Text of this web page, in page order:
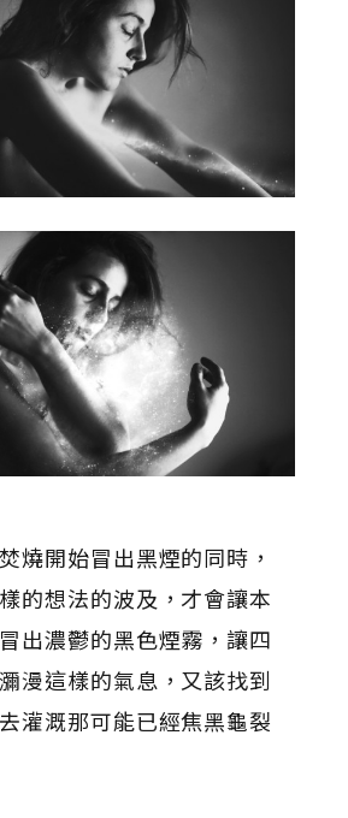
燒開始冒出黑煙的同時，
的想法的波及，才會讓本
出濃鬱的黑色煙霧，讓四
漫這樣的氣息，又該找到
灌溉那可能已經焦黑龜裂